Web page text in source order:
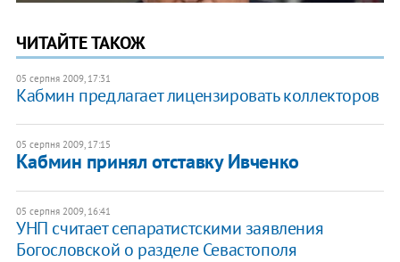
ЧИТАЙТЕ ТАКОЖ
05 серпня 2009, 17:31
Кабмин предлагает лицензировать коллекторов
05 серпня 2009, 17:15
Кабмин принял отставку Ивченко
05 серпня 2009, 16:41
УНП считает сепаратистскими заявления
Богословской о разделе Севастополя